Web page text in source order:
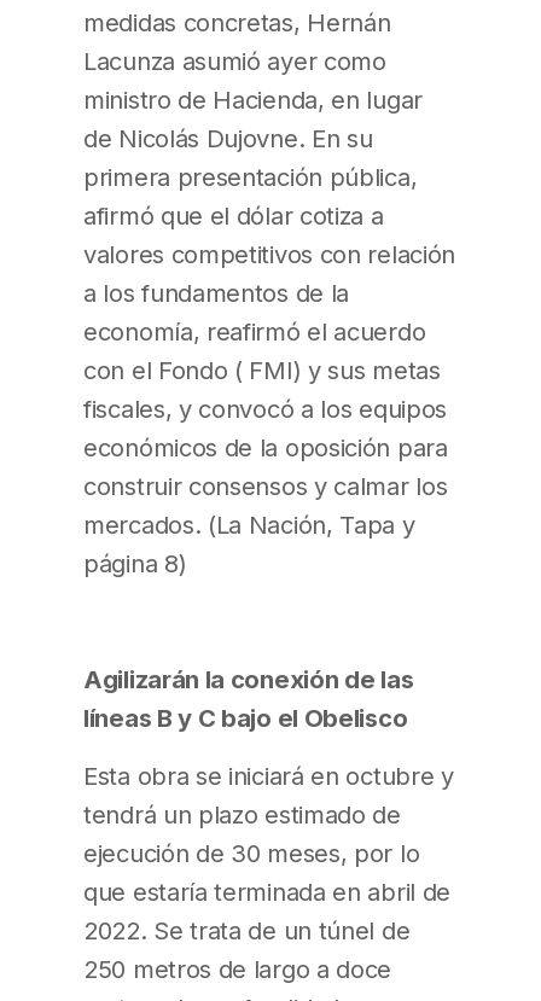
medidas concretas, Hernán
Lacunza asumió ayer como
ministro de Hacienda, en lugar
de Nicolás Dujovne. En su
primera presentación pública,
afirmó que el dólar cotiza a
valores competitivos con relación
a los fundamentos de la
economía, reafirmó el acuerdo
con el Fondo ( FMI) y sus metas
fiscales, y convocó a los equipos
económicos de la oposición para
construir consensos y calmar los
mercados. (La Nación, Tapa y
página 8)
Agilizarán la conexión de las
líneas B y C bajo el Obelisco
Esta obra se iniciará en octubre y
tendrá un plazo estimado de
ejecución de 30 meses, por lo
que estaría terminada en abril de
2022. Se trata de un túnel de
250 metros de largo a doce